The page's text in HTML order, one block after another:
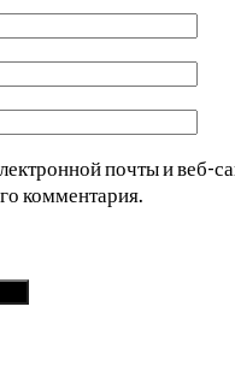
почты и веб-
комментария.